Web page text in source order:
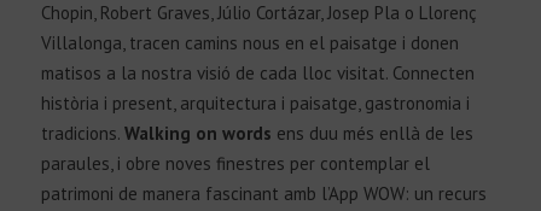
Català
Chopin, Robert Graves, Júlio Cortázar, Josep Pla o Llorenç
Villalonga, tracen camins nous en el paisatge i donen
matisos a la nostra visió de cada lloc visitat. Connecten
història i present, arquitectura i paisatge, gastronomia i
tradicions. Walking on words ens duu més enllà de les
paraules, i obre noves finestres per contemplar el
patrimoni de manera fascinant amb l’App WOW: un recurs